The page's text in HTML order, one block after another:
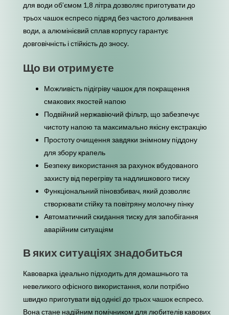
для води об’ємом 1,8 літра дозволяє приготувати до
трьох чашок еспресо підряд без частого доливання
води, а алюмінієвий сплав корпусу гарантує
довговічність і стійкість до зносу.
Що ви отримуєте
Можливість підігріву чашок для покращення
смакових якостей напою
Подвійний нержавіючий фільтр, що забезпечує
чистоту напою та максимально якісну екстракцію
Простоту очищення завдяки знімному піддону
для збору крапель
Безпеку використання за рахунок вбудованого
захисту від перегріву та надлишкового тиску
Функціональний піновзбивач, який дозволяє
створювати стійку та повітряну молочну пінку
Автоматичний скидання тиску для запобігання
аварійним ситуаціям
В яких ситуаціях знадобиться
Кавоварка ідеально підходить для домашнього та
невеликого офісного використання, коли потрібно
швидко приготувати від однієї до трьох чашок еспресо.
Вона стане надійним помічником для любителів кавових